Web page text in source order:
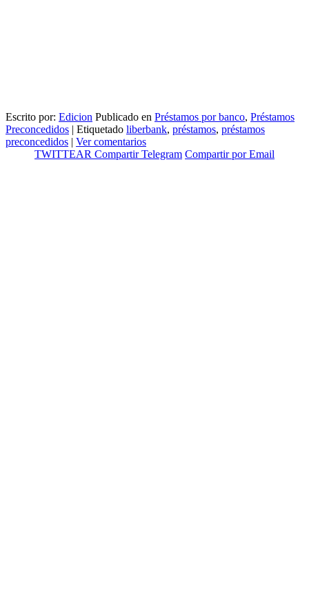
Escrito por: Edicion Publicado en Préstamos por banco, Préstamos
Preconcedidos | Etiquetado liberbank, préstamos, préstamos
preconcedidos | Ver comentarios
TWITTEAR CompartirTelegram Compartir por Email